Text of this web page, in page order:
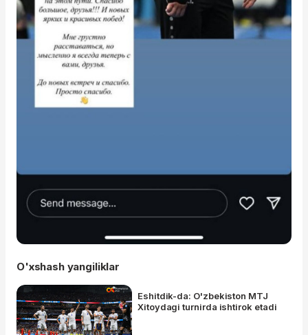
O'xshash yangiliklar
Eshitdik-da: O'zbekiston MTJ
Xitoydagi turnirda ishtirok etadi